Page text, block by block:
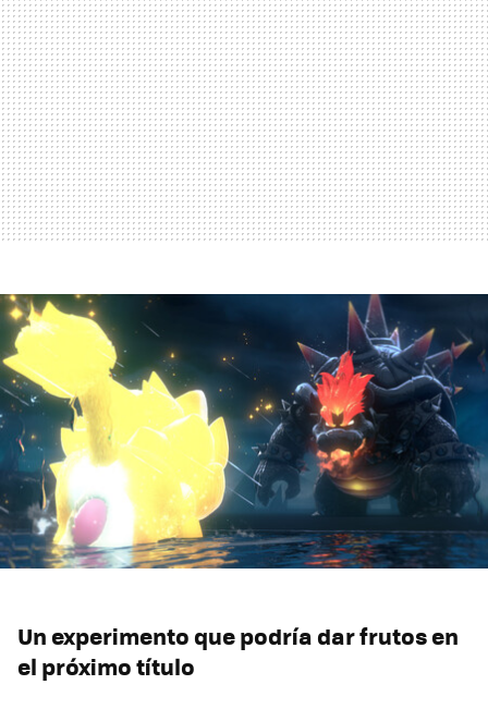
Un experimento que podría dar frutos en
el próximo título